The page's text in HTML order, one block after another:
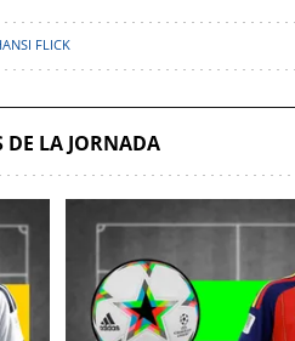
FLICK
DE LA JORNADA